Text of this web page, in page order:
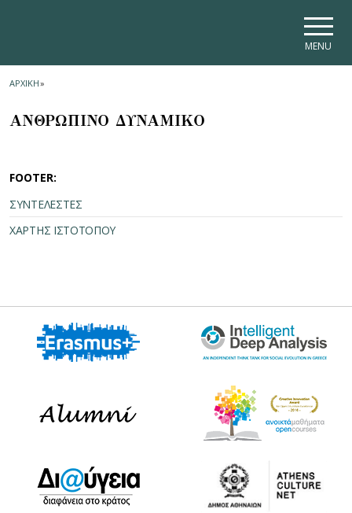
MENU
ΑΡΧΙΚΗ»
ΑΝΘΡΩΠΙΝΟ ΔΥΝΑΜΙΚΟ
FOOTER:
ΣΥΝΤΕΛΕΣΤΕΣ
ΧΑΡΤΗΣ ΙΣΤΟΤΟΠΟΥ